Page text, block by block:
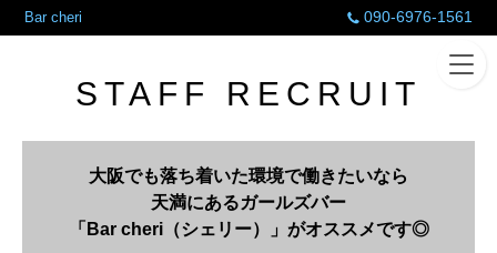
Bar cheri 090-6976-1561
STAFF RECRUIT
大阪でも落ち着いた環境で働きたいなら
天満にあるガールズバー
「Bar cheri（シェリー）」がオススメです◎